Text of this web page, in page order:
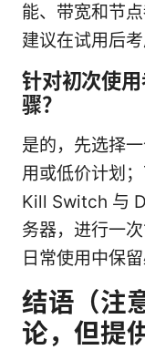
能、带宽和节
建议在试用后
针对初次使
骤？
是的，先选择
用或低价计划
Kill Switch 与
务器，进行一
日常使用中保
结语（注
论，但提